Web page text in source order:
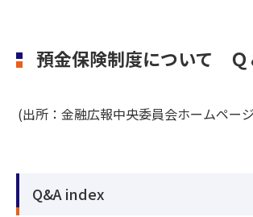
預金保険制度について Ｑ
(出所：金融広報中央委員会ホームペー
Q&A index